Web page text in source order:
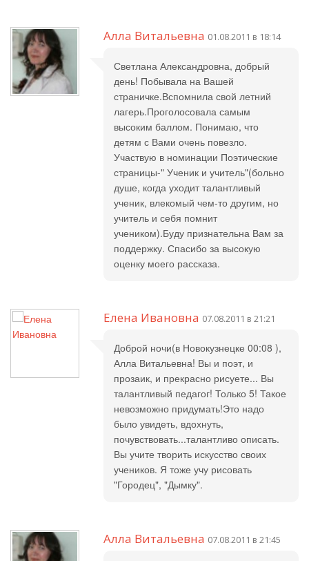
Алла Витальевна 01.08.2011 в 18:14
Светлана Александровна, добрый
день! Побывала на Вашей
страничке.Вспомнила свой летний
лагерь.Проголосовала самым
высоким баллом. Понимаю, что
детям с Вами очень повезло.
Участвую в номинации Поэтические
страницы-" Ученик и учитель"(больно
душе, когда уходит талантливый
ученик, влекомый чем-то другим, но
учитель и себя помнит
учеником).Буду признательна Вам за
поддержку. Спасибо за высокую
оценку моего рассказа.
Елена Ивановна 07.08.2011 в 21:21
Доброй ночи(в Новокузнецке 00:08 ),
Алла Витальевна! Вы и поэт, и
прозаик, и прекрасно рисуете... Вы
талантливый педагог! Только 5! Такое
невозможно придумать!Это надо
было увидеть, вдохнуть,
почувствовать...талантливо описать.
Вы учите творить искусство своих
учеников. Я тоже учу рисовать
"Городец", "Дымку".
Алла Витальевна 07.08.2011 в 21:45